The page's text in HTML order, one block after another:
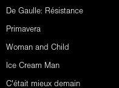
De Gaulle: Résistance
Primavera
Woman and Child
Ice Cream Man
C'était mieux demain